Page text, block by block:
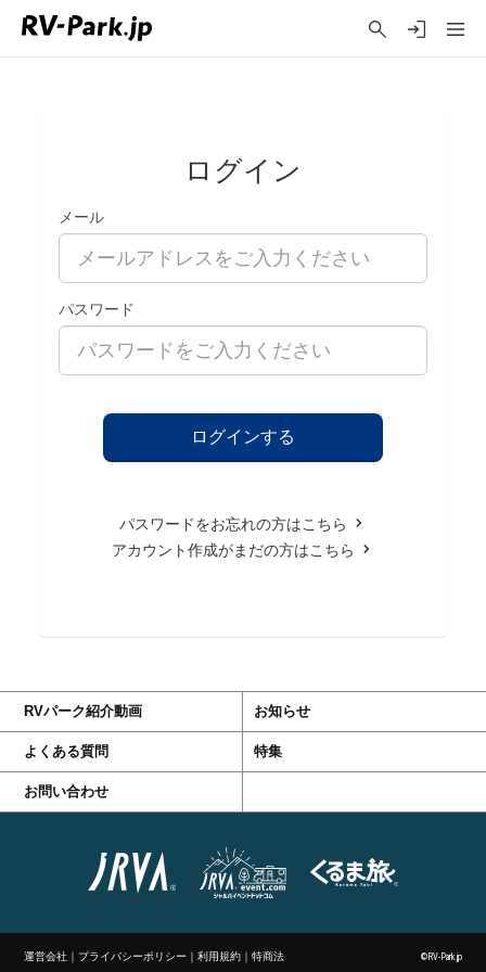
ログイン
メール
パスワード
パスワードをお忘れの方はこちら
アカウント作成がまだの方はこちら
RVパーク紹介動画 お知らせ
よくある質問 特集
お問い合わせ
運営会社 ｜ プライバシーポリシー ｜利用規約 ｜特商法 ©RV-Park.jp